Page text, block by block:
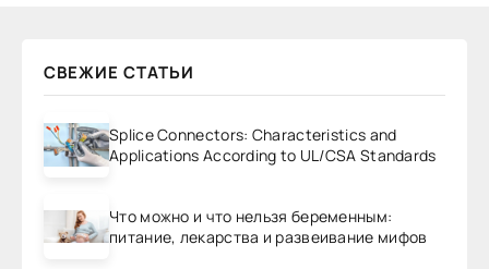
СВЕЖИЕ СТАТЬИ
Splice Connectors: Characteristics and
Applications According to UL/CSA Standards
Что можно и что нельзя беременным:
питание, лекарства и развеивание мифов